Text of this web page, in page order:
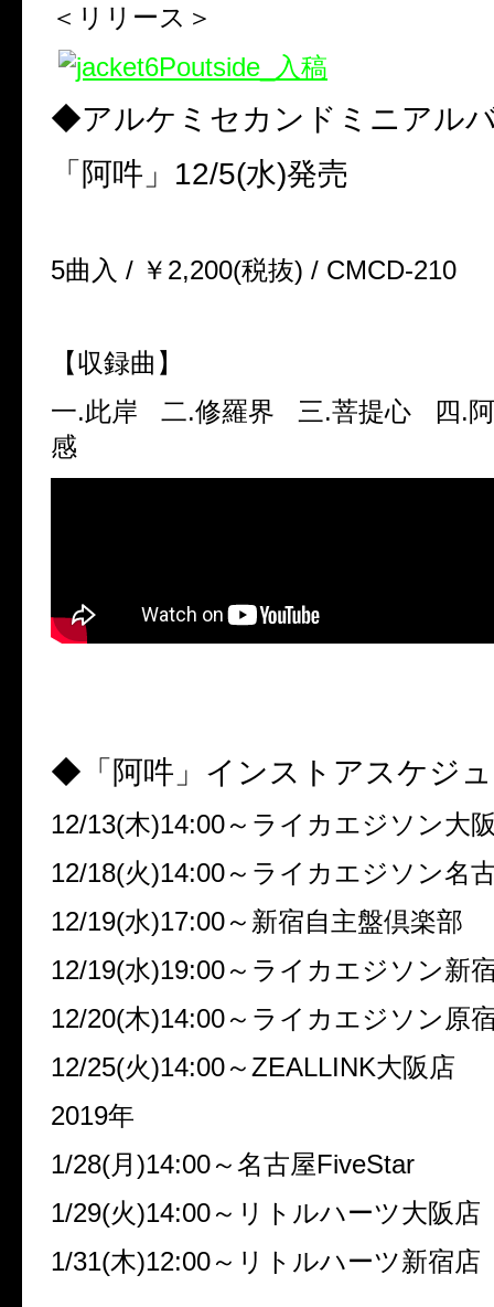
＜リリース＞
◆アルケミセカンドミニアル
「阿吽」12/5(水)発売
5曲入 / ￥2,200(税抜) / CMCD-210
【収録曲】
一.此岸 二.修羅界 三.菩提心 四.
感
◆「阿吽」インストアスケジ
12/13(木)14:00～ライカエジソン大
12/18(火)14:00～ライカエジソン名
12/19(水)17:00～新宿自主盤倶楽部
12/19(水)19:00～ライカエジソン新
12/20(木)14:00～ライカエジソン原
12/25(火)14:00～ZEALLINK大阪店
2019年
1/28(月)14:00～名古屋FiveStar
1/29(火)14:00～リトルハーツ大阪店
1/31(木)12:00～リトルハーツ新宿店